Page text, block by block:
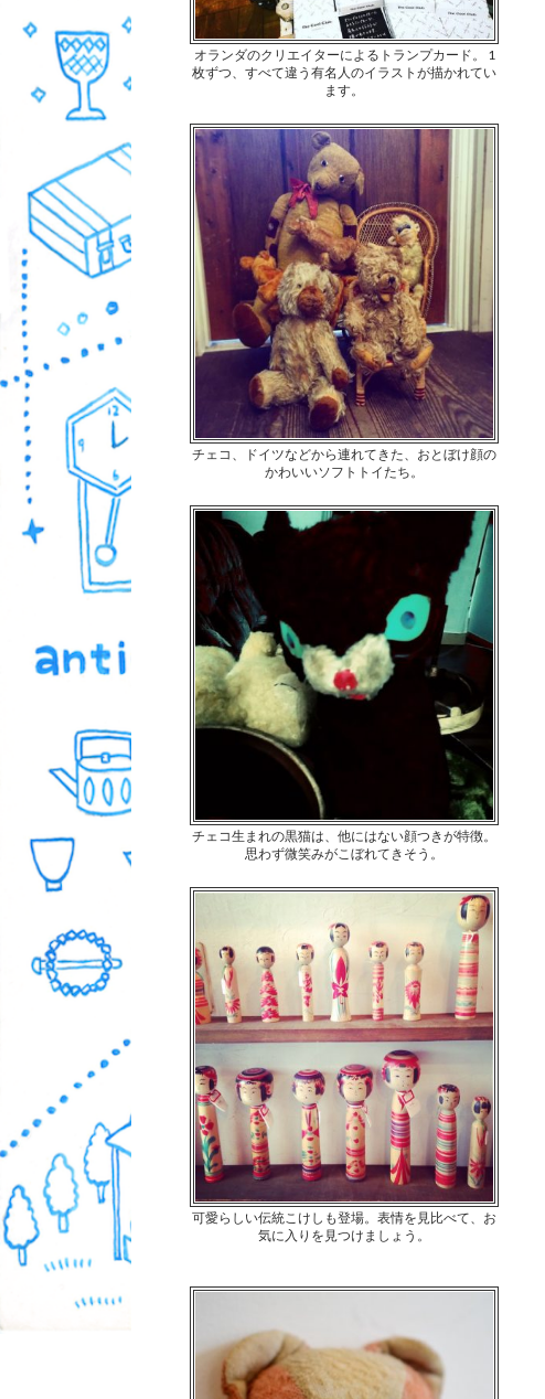
オランダのクリエイターによるトランプカード。 1
枚ずつ、すべて違う有名人のイラストが描かれてい
ます。
チェコ、ドイツなどから連れてきた、おとぼけ顔の
かわいいソフトトイたち。
チェコ生まれの黒猫は、他にはない顔つきが特徴。
思わず微笑みがこぼれてきそう。
可愛らしい伝統こけしも登場。表情を見比べて、お
気に入りを見つけましょう。